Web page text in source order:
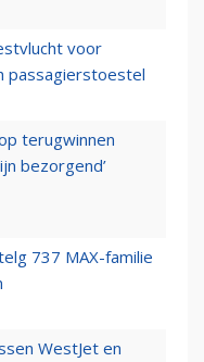
voor
passagierstoestel
terugwinnen
bezorgend’
737 MAX-familie
WestJet en